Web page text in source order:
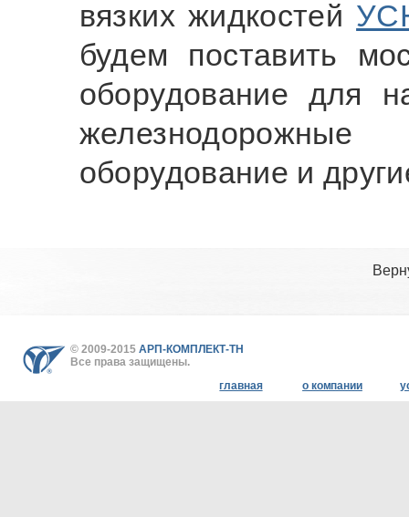
вязких жидкостей
будем поставить
оборудование для
оборудование и
© 2009-2015 АРП-КОМПЛЕКТ-ТН
Все права защищены.
главная
о компании